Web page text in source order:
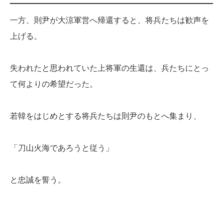
一方、則尹が大涼軍営へ帰還すると、将兵たちは歓声を
上げる。
失われたと思われていた上将軍の生還は、兵たちにとっ
て何よりの希望だった。
若韓をはじめとする将兵たちは則尹のもとへ集まり、
「刀山火海であろうと従う」
と忠誠を誓う。